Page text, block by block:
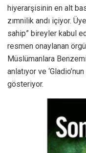
hiyerarşisinin en alt
zımnilik andı içiyor.
sahip” bireyler kabul
resmen onaylanan
Müslümanlara
anlatıyor ve
gösteriyor.